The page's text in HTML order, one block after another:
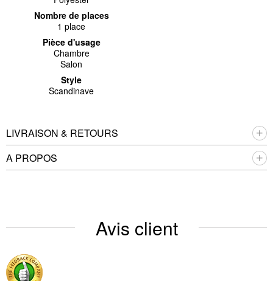
Nombre de places
1 place
Pièce d'usage
Chambre
Salon
Style
Scandinave
LIVRAISON & RETOURS
A PROPOS
Avis client